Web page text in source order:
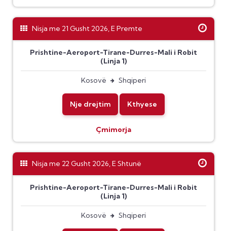
Nisja me 21 Gusht 2026, E Premte
Prishtine-Aeroport-Tirane-Durres-Mali i Robit
(Linja 1)
Kosovë Shqiperi
Nje drejtim Kthyese
Çmimorja
Nisja me 22 Gusht 2026, E Shtunë
Prishtine-Aeroport-Tirane-Durres-Mali i Robit
(Linja 1)
Kosovë Shqiperi